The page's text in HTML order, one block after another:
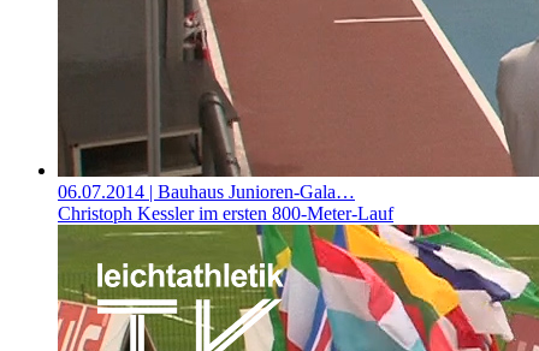
06.07.2014 | Bauhaus Junioren-Gala…
Christoph Kessler im ersten 800-Meter-Lauf